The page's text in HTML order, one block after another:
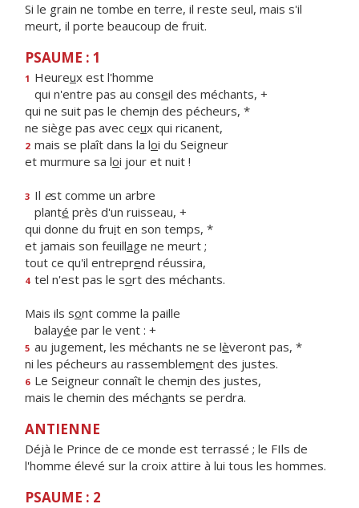
Si le grain ne tombe en terre, il reste seul, mais s'il
meurt, il porte beaucoup de fruit.
PSAUME : 1
1 Heureux est l'homme
qui n'entre pas au conseil des méchants, +
qui ne suit pas le chemin des pécheurs, *
ne siège pas avec ceux qui ricanent,
2 mais se plaît dans la loi du Seigneur
et murmure sa loi jour et nuit !
3 Il est comme un arbre
planté près d'un ruisseau, +
qui donne du fruit en son temps, *
et jamais son feuillage ne meurt ;
tout ce qu'il entreprend réussira,
4 tel n'est pas le sort des méchants.
Mais ils sont comme la paille
balayée par le vent : +
5 au jugement, les méchants ne se lèveront pas, *
ni les pécheurs au rassemblement des justes.
6 Le Seigneur connaît le chemin des justes,
mais le chemin des méchants se perdra.
ANTIENNE
Déjà le Prince de ce monde est terrassé ; le FIls de
l'homme élevé sur la croix attire à lui tous les hommes.
PSAUME : 2